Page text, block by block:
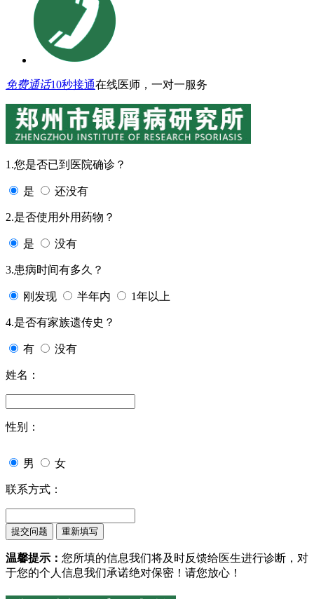
免费通话10秒接通在线医师，一对一服务
1.您是否已到医院确诊？
是 还没有
2.是否使用外用药物？
是 没有
3.患病时间有多久？
刚发现 半年内 1年以上
4.是否有家族遗传史？
有 没有
姓名：
性别：
男 女
联系方式：
温馨提示： 您所填的信息我们将及时反馈给医生进行诊断，对
于您的个人信息我们承诺绝对保密！请您放心！